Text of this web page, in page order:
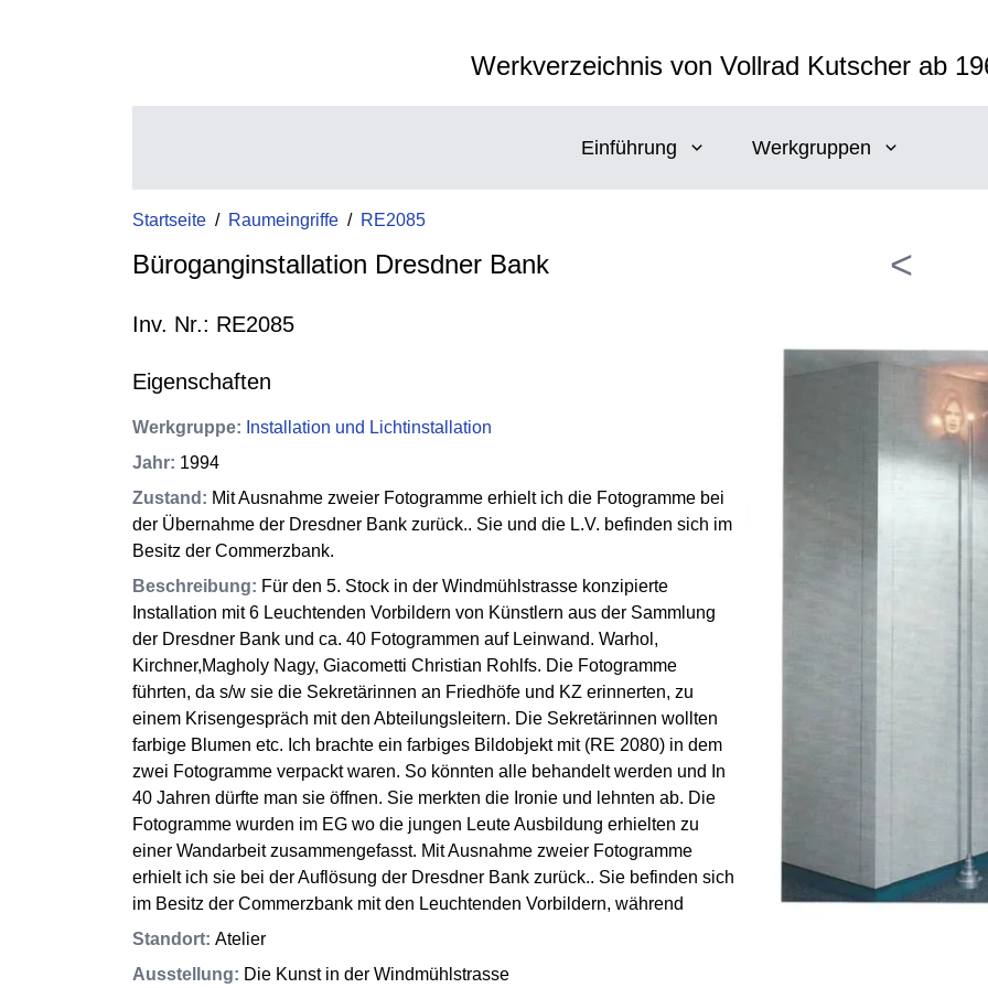
Werkverzeichnis von Vollrad Kutscher ab
Einführung Werkgruppen
Startseite / Raumeingriffe / RE2085
Büroganginstallation Dresdner Bank
Inv. Nr.: RE2085
Eigenschaften
Werkgruppe: Installation und Lichtinstallation
Jahr: 1994
Zustand : Mit Ausnahme zweier Fotogramme erhielt ich die Fotogramme bei
der Übernahme der Dresdner Bank zurück.. Sie und die L.V. befinden sich im
Besitz der Commerzbank.
Beschreibung: Für den 5. Stock in der Windmühlstrasse konzipierte
Installation mit 6 Leuchtenden Vorbildern von Künstlern aus der Sammlung
der Dresdner Bank und ca. 40 Fotogrammen auf Leinwand. Warhol,
Kirchner,Magholy Nagy, Giacometti Christian Rohlfs. Die Fotogramme
führten, da s/w sie die Sekretärinnen an Friedhöfe und KZ erinnerten, zu
einem Krisengespräch mit den Abteilungsleitern. Die Sekretärinnen wollten
farbige Blumen etc. Ich brachte ein farbiges Bildobjekt mit (RE 2080) in dem
zwei Fotogramme verpackt waren. So könnten alle behandelt werden und In
40 Jahren dürfte man sie öffnen. Sie merkten die Ironie und lehnten ab. Die
Fotogramme wurden im EG wo die jungen Leute Ausbildung erhielten zu
einer Wandarbeit zusammengefasst. Mit Ausnahme zweier Fotogramme
erhielt ich sie bei der Auflösung der Dresdner Bank zurück.. Sie befinden sich
im Besitz der Commerzbank mit den Leuchtenden Vorbildern, während
Standort: Atelier
Ausstellung: Die Kunst in der Windmühlstrasse
<